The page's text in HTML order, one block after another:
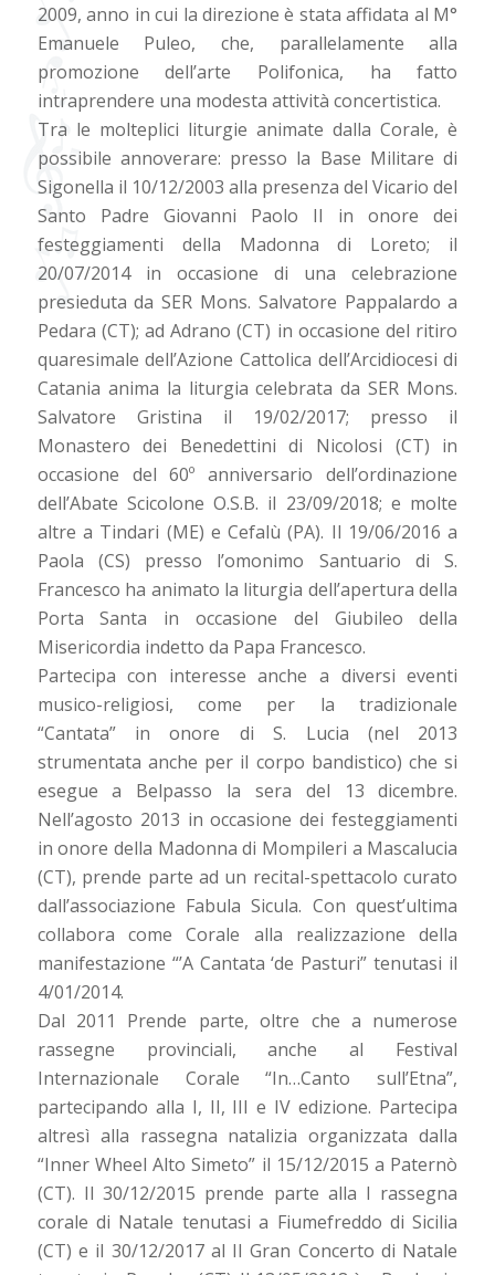
2009, anno in cui la direzione è stata affidata al M°
Emanuele Puleo, che, parallelamente alla
promozione dell’arte Polifonica, ha fatto
intraprendere una modesta attività concertistica.
Tra le molteplici liturgie animate dalla Corale, è
possibile annoverare: presso la Base Militare di
Sigonella il 10/12/2003 alla presenza del Vicario del
Santo Padre Giovanni Paolo II in onore dei
festeggiamenti della Madonna di Loreto; il
20/07/2014 in occasione di una celebrazione
presieduta da SER Mons. Salvatore Pappalardo a
Pedara (CT); ad Adrano (CT) in occasione del ritiro
quaresimale dell’Azione Cattolica dell’Arcidiocesi di
Catania anima la liturgia celebrata da SER Mons.
Salvatore Gristina il 19/02/2017; presso il
Monastero dei Benedettini di Nicolosi (CT) in
occasione del 60º anniversario dell’ordinazione
dell’Abate Scicolone O.S.B. il 23/09/2018; e molte
altre a Tindari (ME) e Cefalù (PA). Il 19/06/2016 a
Paola (CS) presso l’omonimo Santuario di S.
Francesco ha animato la liturgia dell’apertura della
Porta Santa in occasione del Giubileo della
Misericordia indetto da Papa Francesco.
Partecipa con interesse anche a diversi eventi
musico-religiosi, come per la tradizionale
“Cantata” in onore di S. Lucia (nel 2013
strumentata anche per il corpo bandistico) che si
esegue a Belpasso la sera del 13 dicembre.
Nell’agosto 2013 in occasione dei festeggiamenti
in onore della Madonna di Mompileri a Mascalucia
(CT), prende parte ad un recital-spettacolo curato
dall’associazione Fabula Sicula. Con quest’ultima
collabora come Corale alla realizzazione della
manifestazione “’A Cantata ‘de Pasturi” tenutasi il
4/01/2014.
Dal 2011 Prende parte, oltre che a numerose
rassegne provinciali, anche al Festival
Internazionale Corale “In…Canto sull’Etna”,
partecipando alla I, II, III e IV edizione. Partecipa
altresì alla rassegna natalizia organizzata dalla
“Inner Wheel Alto Simeto” il 15/12/2015 a Paternò
(CT). Il 30/12/2015 prende parte alla I rassegna
corale di Natale tenutasi a Fiumefreddo di Sicilia
(CT) e il 30/12/2017 al II Gran Concerto di Natale